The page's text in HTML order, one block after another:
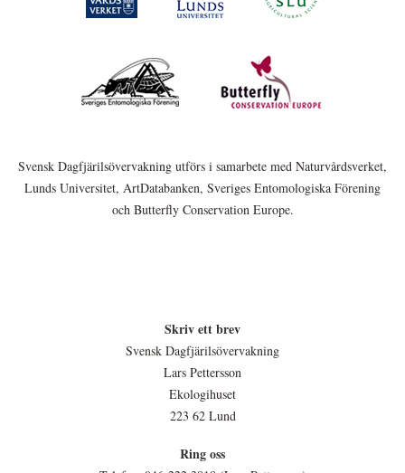
Svensk Dagfjärilsövervakning utförs i samarbete med Naturvårdsverket,
Lunds Universitet, ArtDatabanken, Sveriges Entomologiska Förening
och Butterfly Conservation Europe.
Skriv ett brev
Svensk Dagfjärilsövervakning
Lars Pettersson
Ekologihuset
223 62 Lund
Ring oss